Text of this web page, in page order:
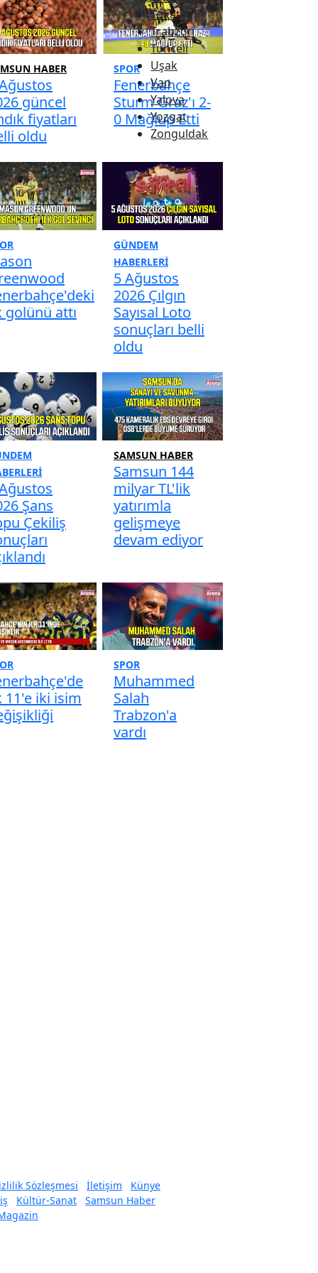
Tokat
Trabzon
Tunceli
Uşak
Van
Yalova
Yozgat
Zonguldak
HABER
güncel
fiyatları
oldu
SPOR
Fenerbahçe
Sturm Graz'ı 2-
0 Mağlup Etti
golünü attı
GÜNDEM
HABERLERI
5 Ağustos
2026 Çılgın
Sayısal Loto
sonuçları belli
oldu
Şans
Çekiliş
SAMSUN HABER
Samsun 144
milyar TL'lik
yatırımla
gelişmeye
devam ediyor
11'e iki isim
SPOR
Muhammed
Salah
Trabzon'a
vardı
Sözleşmesi İletişim
Künye
Kültür-Sanat
Samsun Haber